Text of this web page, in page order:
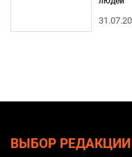
ВЫБОР РЕДАКЦИИ